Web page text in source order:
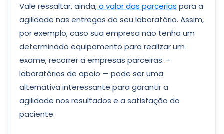
Vale ressaltar, ainda,o valor das parcerias para a
agilidade nas entregas do seu laboratório. Assim,
por exemplo, caso sua empresa não tenha um
determinado equipamento para realizar um
exame, recorrer a empresas parceiras —
laboratórios de apoio — pode ser uma
alternativa interessante para garantir a
agilidade nos resultados e a satisfação do
paciente.